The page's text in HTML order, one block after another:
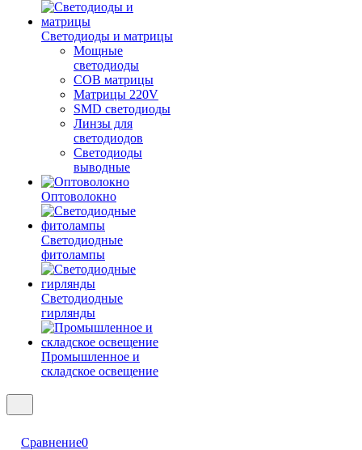
Светодиоды и матрицы
Мощные
светодиоды
COB матрицы
Матрицы 220V
SMD светодиоды
Линзы для
светодиодов
Светодиоды
выводные
Оптоволокно
Светодиодные
фитолампы
Светодиодные
гирлянды
Промышленное и
складское освещение
Сравнение0